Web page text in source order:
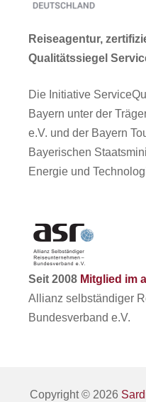
Reiseagentur,
Qualitätssiegel
Die Initiative
Bayern unter der
e.V. und der Bayern
Bayerischen
Energie und
Seit 2008 Mitglied im
Allianz selbständiger
Bundesverband e.V.
Copyright © 2026